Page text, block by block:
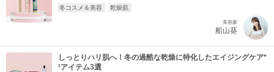
冬コスメ＆美容 乾燥肌
美容家
船山葵
しっとりハリ肌へ！冬の過酷な乾燥に特化したエイジングケア*
¹アイテム3選